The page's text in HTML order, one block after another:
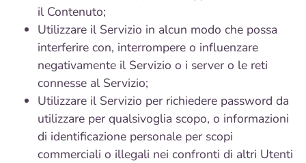
il Contenuto;
Utilizzare il Servizio in alcun modo che possa
interferire con, interrompere o influenzare
negativamente il Servizio o i server o le reti
connesse al Servizio;
Utilizzare il Servizio per richiedere password da
utilizzare per qualsivoglia scopo, o informazioni
di identificazione personale per scopi
commerciali o illegali nei confronti di altri Utenti